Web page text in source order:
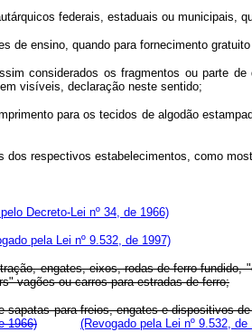
federais, estaduais ou municipais,
ensino, quando para fornecimento gratuito
considerados os fragmentos ou parte
visíveis, declaração neste sentido;
para os tecidos de algodão
respectivos estabelecimentos, como
Decreto-Lei nº 34, de 1966)
pela Lei nº 9.532, de 1997)
engates, eixos, rodas de ferro
vagões ou carros para estradas de ferro;
para freios, engates e dispositivos
1966) (Revogado pela Lei nº 9.532, de